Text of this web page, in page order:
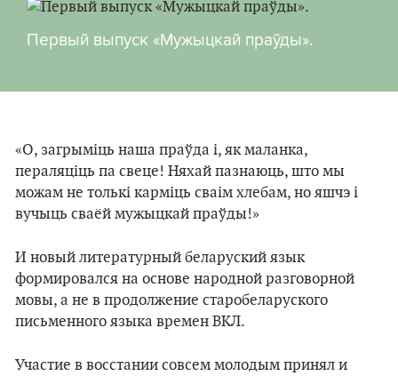
Первый выпуск «Мужыцкай праўды».
«О, загрыміць наша праўда і, як маланка,
пераляціць па свеце! Няхай пазнаюць, што мы
можам не толькі карміць сваім хлебам, но яшчэ і
вучыць сваёй мужыцкай праўды!»
И новый литературный беларуский язык
формировался на основе народной разговорной
мовы, а не в продолжение старобеларуского
письменного языка времен ВКЛ.
Участие в восстании совсем молодым принял и